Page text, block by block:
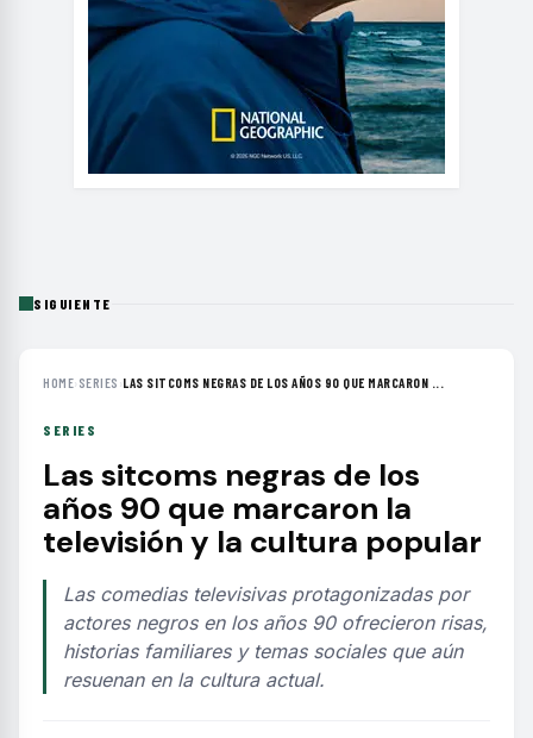
SIGUIENTE
HOME› SERIES ›LAS SITCOMS NEGRAS DE LOS AÑOS 90 QUE MARCARON ...
SERIES
Las sitcoms negras de los
años 90 que marcaron la
televisión y la cultura popular
Las comedias televisivas protagonizadas por
actores negros en los años 90 ofrecieron risas,
historias familiares y temas sociales que aún
resuenan en la cultura actual.